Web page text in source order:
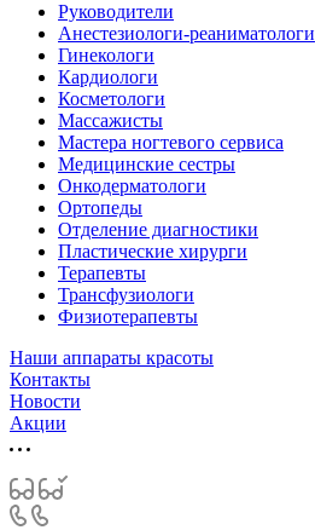
Руководители
Анестезиологи-реаниматологи
Гинекологи
Кардиологи
Косметологи
Массажисты
Мастера ногтевого сервиса
Медицинские сестры
Онкодерматологи
Ортопеды
Отделение диагностики
Пластические хирурги
Терапевты
Трансфузиологи
Физиотерапевты
Наши аппараты красоты
Контакты
Новости
Акции